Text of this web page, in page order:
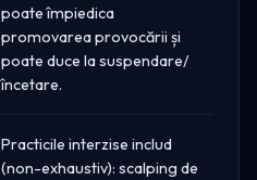
poate împiedica
promovarea provocării și
poate duce la suspendare/
încetare.
Practicile interzise includ
(non-exhaustiv): scalping de